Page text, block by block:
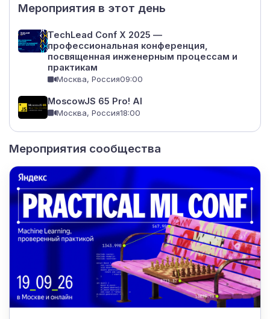
Мероприятия в этот день
TechLead Conf X 2025 —
профессиональная конференция,
посвященная инженерным процессам и
практикам
Москва, Россия09:00
MoscowJS 65 Pro! AI
Москва, Россия18:00
Мероприятия сообщества